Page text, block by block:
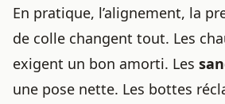
En pratique, l’alignement, la
de colle changent tout. Les
exigent un bon amorti. Les
une pose nette. Les bottes